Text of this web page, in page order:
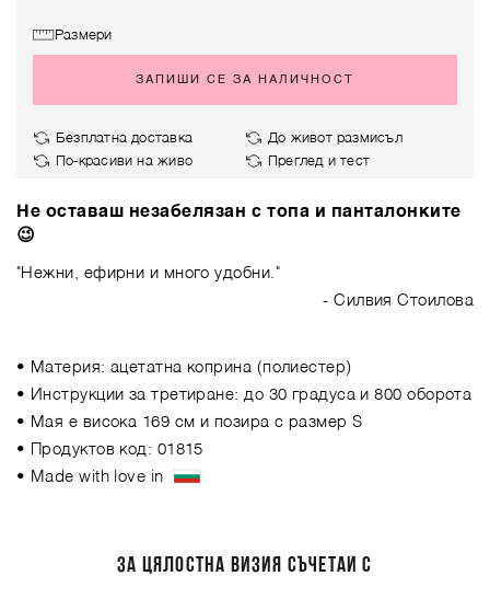
Размери
ЗАПИШИ СЕ ЗА НАЛИЧНОСТ
Безплатна доставка
До живот размисъл
По-красиви на живо
Преглед и тест
Не оставаш незабелязан с топа и панталонките
😉
"Нежни, ефирни и много удобни."
- Силвия Стоилова
• Материя: ацетатна коприна (полиестер)
• Инструкции за третиране: до 30 градуса и 800 оборота
• Мая е висока 169 см и позира с размер S
• Продуктов код: 01815
• Made with love in
ЗА ЦЯЛОСТНА ВИЗИЯ СЪЧЕТАЙ С